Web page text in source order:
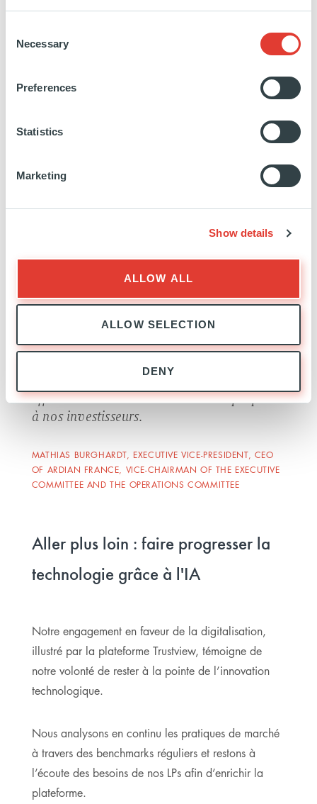
Selection
Necessary
Preferences
Statistics
Marketing
Show details
ALLOW ALL
ALLOW SELECTION
DENY
constitué une étape majeure dans le parcours de
investisseur couvre l’ensemble du cycle de vie de la
consultation des documents de due diligence,
documentation d’investissement et suivi de la
intuitif.
s’élargit, ces leviers digitaux sont essentiels pour
maintenir un niveau de service élevé tout en
augmentant le nombre d’opérations.
notre recours au digital pour gagner en
efficacité et améliorer les services proposés
à nos investisseurs.
MATHIAS BURGHARDT, EXECUTIVE VICE-PRESIDENT, CEO
OF ARDIAN FRANCE, VICE-CHAIRMAN OF THE EXECUTIVE
COMMITTEE AND THE OPERATIONS COMMITTEE
Aller plus loin : faire progresser la
technologie grâce à l'IA
Notre engagement en faveur de la digitalisation,
illustré par la plateforme Trustview, témoigne de
notre volonté de rester à la pointe de l’innovation
technologique.
Nous analysons en continu les pratiques de marché
à travers des benchmarks réguliers et restons à
l’écoute des besoins de nos LPs afin d’enrichir la
plateforme.